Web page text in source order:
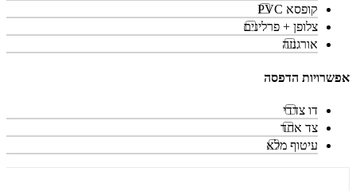
קופסא PVC
צלופן + פרלינים
אורגנזה
אפשרויות הדפסה
דו צדדי
צד אחד
עיטוף מלא